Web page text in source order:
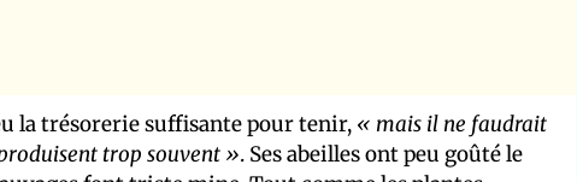
la trésorerie suffisante pour tenir, « mais il ne faudrait
trop souvent ». Ses abeilles ont peu goûté le